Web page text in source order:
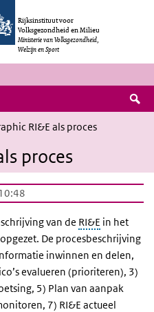
Rijksinstituut voor
Volksgezondheid en Milieu
Ministerie van Volksgezondheid,
Welzijn en Sport
RI&E als proces
proces
van de RI&E in het
De procesbeschrijving
inwinnen en delen,
evalueren (prioriteren), 3)
5) Plan van aanpak
7) RI&E actueel